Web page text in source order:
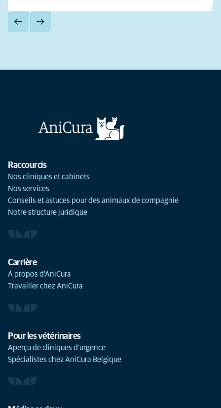
Raccourcis
Nos cliniques et cabinets
Nos services
Conseils et astuces pour des animaux de compagnie
Notre structure juridique
Carrière
À propos d’AniCura
Travailler chez AniCura
Pour les vétérinaires
Aperçu de cliniques d'urgence
Spécialistes chez AniCura Belgique